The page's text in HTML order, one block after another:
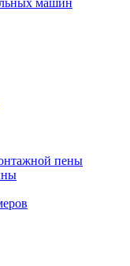
машин
пены